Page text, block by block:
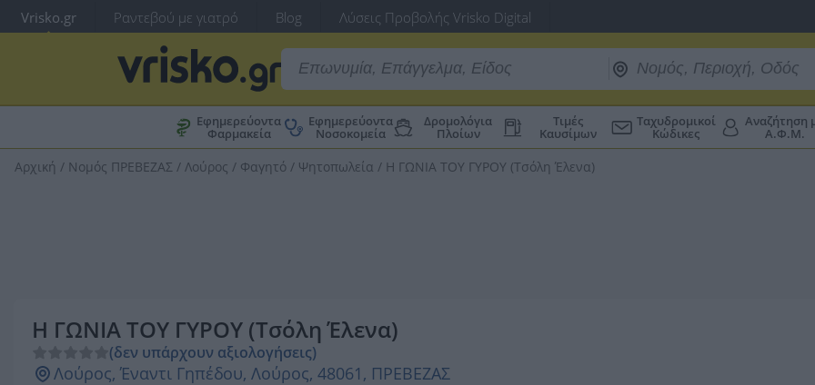
Vrisko.gr Ραντεβού με γιατρό Blog Λύσεις Προβολής Vrisko Digital
Εφημερεύοντα
Φαρμακεία
Εφημερεύοντα
Νοσοκομεία
Δρομολόγια
Πλοίων
Τιμές
Καυσίμων
Ταχυδρομικοί
Κώδικες
Αναζήτηση
Α.Φ.Μ.
Αρχική / Νομός ΠΡΕΒΕΖΑΣ / Λούρος / Φαγητό / Ψητοπωλεία / Η ΓΩΝΙΑ ΤΟΥ ΓΥΡΟΥ (Τσόλη Έλενα)
Η ΓΩΝΙΑ ΤΟΥ ΓΥΡΟΥ (Τσόλη Έλενα)
(δεν υπάρχουν αξιολογήσεις)
Λούρος, Έναντι Γηπέδου, Λούρος, 48061, ΠΡΕΒΕΖΑΣ